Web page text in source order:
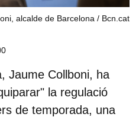
alcalde de Barcelona Bcn.cat
Jaume Collboni, ha
la regulació
de temporada, una